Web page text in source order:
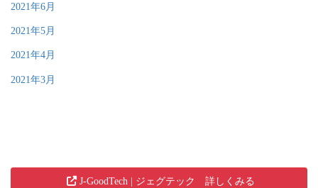
2021年6月
2021年5月
2021年4月
2021年3月
J-GoodTech | ジェグテック 詳しくみる